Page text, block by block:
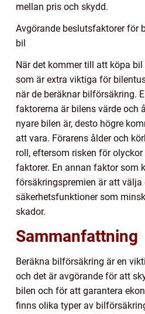
mellan pris och skydd.
Avgörande beslutsfaktorer för
bil
När det kommer till att köpa
som är extra viktiga för
när de beräknar bilförsäkring.
faktorerna är bilens värde och
nyare bilen är, desto högre
att vara. Förarens ålder och
roll, eftersom risken för
faktorer. En annan faktor som
försäkringspremien är att välja
säkerhetsfunktioner som
skador.
Sammanfattning
Beräkna bilförsäkring är en
och det är avgörande för att
bilen och för att garantera
finns olika typer av